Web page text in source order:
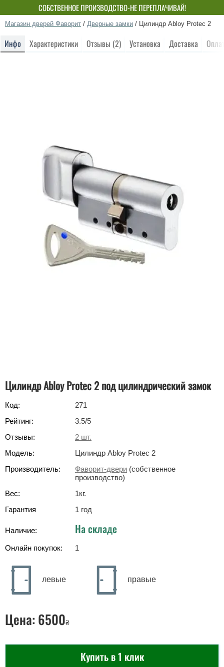
СОБСТВЕННОЕ ПРОИЗВОДСТВО-НЕ ПЕРЕПЛАЧИВАЙ!
Магазин дверей Фаворит / Дверные замки / Цилиндр Abloy Protec 2
Инфо Характеристики Отзывы (2) Установка Доставка
Цилиндр Abloy Protec 2 под цилиндрический замок
Код:
271
Рейтинг:
3.5/5
Отзывы:
2 шт.
Модель:
Цилиндр Abloy Protec 2
Производитель:
Фаворит-двери (собственное
производство)
Вес:
1кг.
Гарантия
1 год
Наличие: На складе
Онлайн покупок: 1
левые правые
Цена: 6500₴
Купить в 1 клик